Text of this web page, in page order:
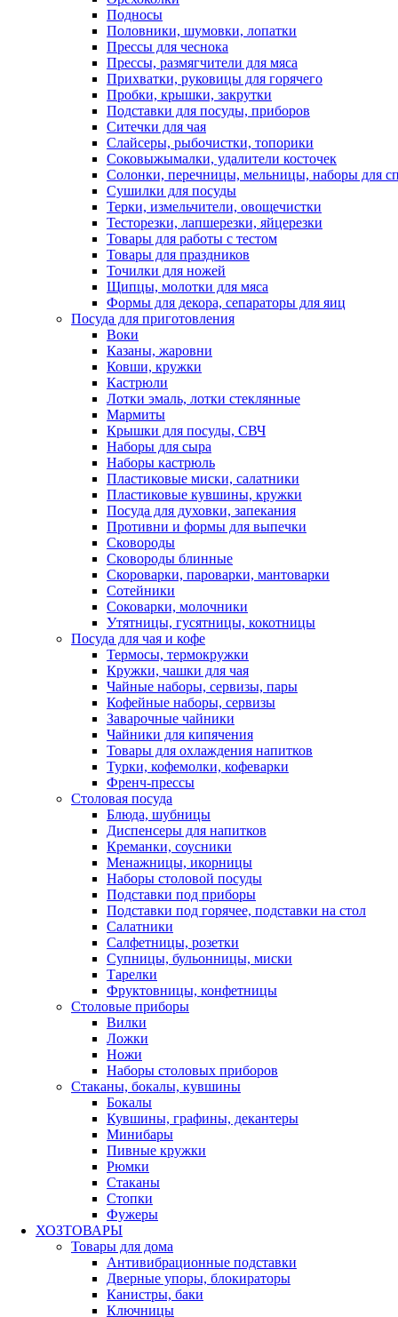
Подносы
Половники, шумовки, лопатки
Прессы для чеснока
Прессы, размягчители для мяса
Прихватки, руковицы для горячего
Пробки, крышки, закрутки
Подставки для посуды, приборов
Ситечки для чая
Слайсеры, рыбочистки, топорики
Соковыжымалки, удалители косточек
Солонки, перечницы, мельницы, наборы для
Сушилки для посуды
Терки, измельчители, овощечистки
Тесторезки, лапшерезки, яйцерезки
Товары для работы с тестом
Товары для праздников
Точилки для ножей
Щипцы, молотки для мяса
Формы для декора, сепараторы для яиц
Посуда для приготовления
Воки
Казаны, жаровни
Ковши, кружки
Кастрюли
Лотки эмаль, лотки стеклянные
Мармиты
Крышки для посуды, СВЧ
Наборы для сыра
Наборы кастрюль
Пластиковые миски, салатники
Пластиковые кувшины, кружки
Посуда для духовки, запекания
Противни и формы для выпечки
Сковороды
Сковороды блинные
Скороварки, пароварки, мантоварки
Сотейники
Соковарки, молочники
Утятницы, гусятницы, кокотницы
Посуда для чая и кофе
Термосы, термокружки
Кружки, чашки для чая
Чайные наборы, сервизы, пары
Кофейные наборы, сервизы
Заварочные чайники
Чайники для кипячения
Товары для охлаждения напитков
Турки, кофемолки, кофеварки
Френч-прессы
Столовая посуда
Блюда, шубницы
Диспенсеры для напитков
Креманки, соусники
Менажницы, икорницы
Наборы столовой посуды
Подставки под приборы
Подставки под горячее, подставки на стол
Салатники
Салфетницы, розетки
Супницы, бульонницы, миски
Тарелки
Фруктовницы, конфетницы
Столовые приборы
Вилки
Ложки
Ножи
Наборы столовых приборов
Стаканы, бокалы, кувшины
Бокалы
Кувшины, графины, декантеры
Минибары
Пивные кружки
Рюмки
Стаканы
Стопки
Фужеры
ХОЗТОВАРЫ
Товары для дома
Антивибрационные подставки
Дверные упоры, блокираторы
Канистры, баки
Ключницы